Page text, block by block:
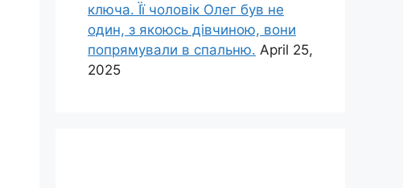
ключа. Її чоловік Олег був не
один, з якоюсь дівчиною, вони
попрямували в спальню. April 25,
2025